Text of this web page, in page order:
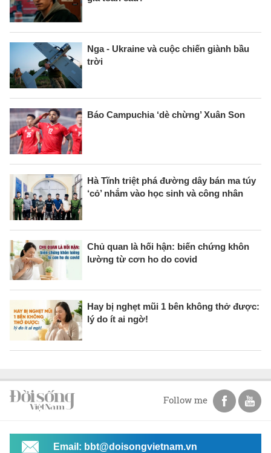
Nga - Ukraine và cuộc chiến giành bầu
trời
Báo Campuchia ‘dè chừng’ Xuân Son
Hà Tĩnh triệt phá đường dây bán ma túy
‘cỏ’ nhắm vào học sinh và công nhân
Chủ quan là hối hận: biến chứng khôn
lường từ cơn ho do covid
Hay bị nghẹt mũi 1 bên không thở được:
lý do ít ai ngờ!
Follow me
Email: bbt@doisongvietnam.vn